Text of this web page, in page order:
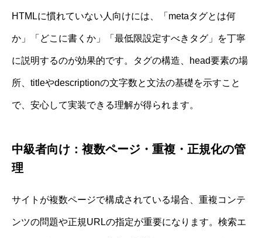
HTMLに慣れていない人向けには、「metaタグとは何
か」「どこに書くか」「最低限設定すべきタグ」を丁寧
に説明するのが効果的です。タグの構造、head要素の場
所、titleやdescriptionの文字数と文法の基礎を示すこと
で、安心して実装できる理解が得られます。
中級者向け：複数ページ・重複・正規化の管
理
サイトが複数ページで構成されている場合、重複コンテ
ンツの問題や正規URLの指定が重要になります。検索エ